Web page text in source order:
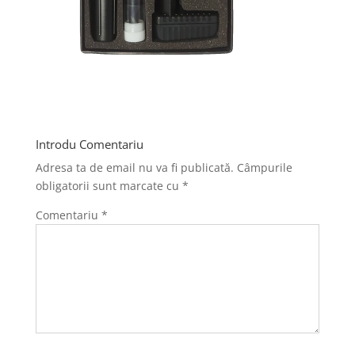
Introdu Comentariu
Adresa ta de email nu va fi publicată. Câmpurile
obligatorii sunt marcate cu *
Comentariu *